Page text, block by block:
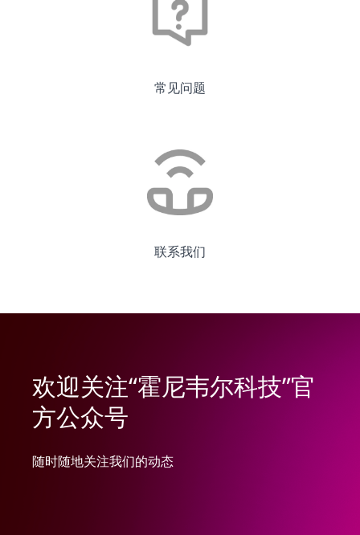
常见问题
联系我们
欢迎关注“霍尼韦尔科技”官
方公众号
随时随地关注我们的动态